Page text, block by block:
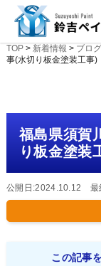
TOP> 新着情報 > ブログ
事(水切り板金塗装工事)
福島県須賀
り板金塗装
公開日:2024.10.12 最
この記事